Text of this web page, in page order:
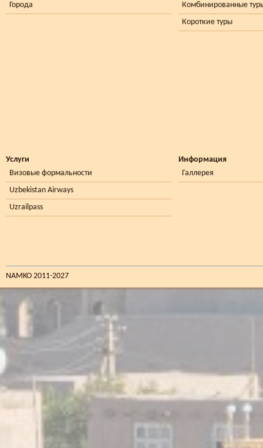
Города
Комбинированные
Короткие туры
Услуги
Визовые формальности
Uzbekistan Airways
Uzrailpass
Информация
Галлерея
NAMKO 2011-2027